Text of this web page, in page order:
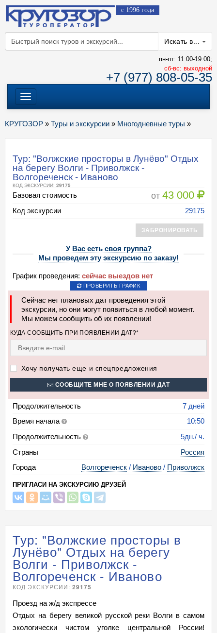
с 1996 года
Искать в...
пн-пт: 11:00-19:00;
cб-вс: выходной
+7 (977) 808-05-35
Меню
КРУГОЗОР » Туры и экскурсии » Многодневные туры »
Тур: "Волжские просторы в Лунёво" Отдых
на берегу Волги - Приволжск -
Волгореченск - Иваново
КОД ЭКСКУРСИИ: 29175
Базовая стоимость от 43 000
Код экскурсии 29175
ЗАБРОНИРОВАТЬ
У Вас есть своя группа?
Мы проведем эту экскурсию по заказу!
График проведения: сейчас выездов нет
ПРОВЕРИТЬ ГРАФИК
Сейчас нет плановых дат проведения этой
экскурсии, но они могут появиться в любой момент.
Мы можем сообщить об их появлении!
КУДА СООБЩИТЬ ПРИ ПОЯВЛЕНИИ ДАТ?*
Хочу получать еще и спецпредложения
СООБЩИТЕ МНЕ О ПОЯВЛЕНИИ ДАТ
Продолжительность
7 дней
Время начала
10:50
Продолжительность
5дн./ ч.
Страны
Россия
Города
Волгореченск / Иваново / Приволжск
ПРИГЛАСИ НА ЭКСКУРСИЮ ДРУЗЕЙ
Тур: "Волжские просторы в
Лунёво" Отдых на берегу
Волги - Приволжск -
Волгореченск - Иваново
КОД ЭКСКУРСИИ:29175
Проезд на ж/д экспрессе
Отдых на берегу великой русской реки Волги в самом
экологически чистом уголке центральной России!